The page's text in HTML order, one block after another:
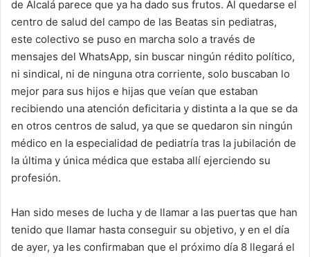
de Alcalá parece que ya ha dado sus frutos. Al quedarse el
centro de salud del campo de las Beatas sin pediatras,
este colectivo se puso en marcha solo a través de
mensajes del WhatsApp, sin buscar ningún rédito político,
ni sindical, ni de ninguna otra corriente, solo buscaban lo
mejor para sus hijos e hijas que veían que estaban
recibiendo una atención deficitaria y distinta a la que se da
en otros centros de salud, ya que se quedaron sin ningún
médico en la especialidad de pediatría tras la jubilación de
la última y única médica que estaba allí ejerciendo su
profesión.
Han sido meses de lucha y de llamar a las puertas que han
tenido que llamar hasta conseguir su objetivo, y en el día
de ayer, ya les confirmaban que el próximo día 8 llegará el